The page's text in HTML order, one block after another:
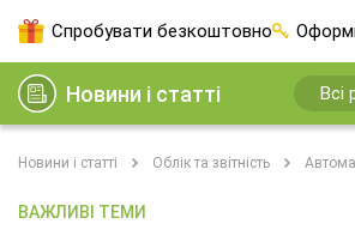
Спробувати безкоштовно
Новини і статті Всі
Новини і статті Облік та звітність
ВАЖЛИВІ ТЕМИ